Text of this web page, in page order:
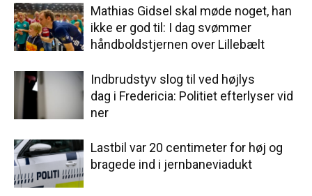
Mathias Gidsel skal møde noget, han
ikke er god til: I dag svømmer
håndboldstjernen over Lillebælt
Indbrudstyv slog til ved højlys
dag i Fredericia: Politiet efterlyser vid
ner
Lastbil var 20 centimeter for høj og
bragede ind i jernbaneviadukt